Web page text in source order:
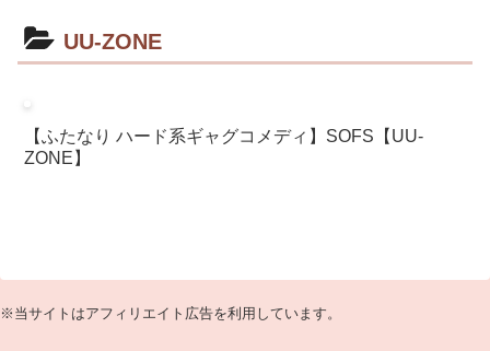
UU-ZONE
【ふたなり ハード系ギャグコメディ】SOFS【UU-
ZONE】
※当サイトはアフィリエイト広告を利用しています。